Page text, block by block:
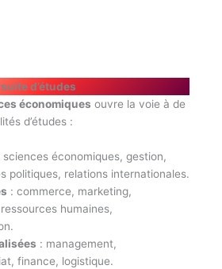
d’études
économiques ouvre la voie à de
d’études :
sciences économiques, gestion,
politiques, relations internationales.
: commerce, marketing,
humaines,
: management,
finance, logistique.